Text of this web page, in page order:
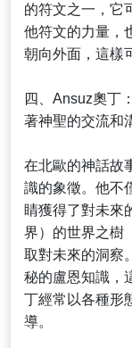
的符文之一，它
他符文的力量，
朝向外面，這樣
四、Ansuz奧丁
著神聖的交流和
在北歐的神話故
識的象徵。他不
睛獲得了對未來
界）的世界之樹
取對未來的洞察
秘的盧恩知識，
丁經常以各種形
導。